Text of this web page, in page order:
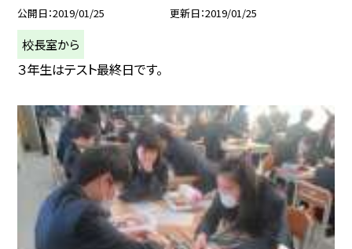
公開日 2019/01/25 更新日 2019/01/25
校長室から
３年生はテスト最終日です。